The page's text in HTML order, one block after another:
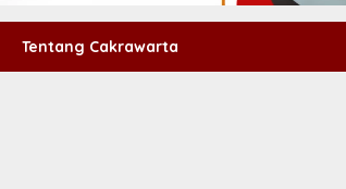
Tentang Cakrawarta